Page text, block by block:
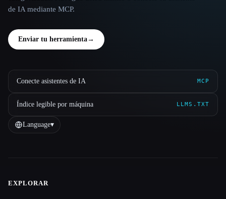
de IA mediante MCP.
Enviar tu herramienta→
Conecte asistentes de IA MCP
Índice legible por máquina LLMS.TXT
Language▾
Site navigation
EXPLORAR